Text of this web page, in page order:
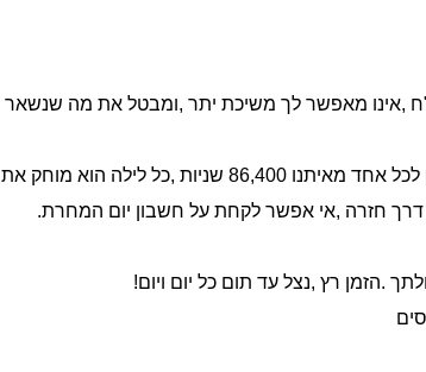
ח ,אינו מאפשר לך משיכת יתר ,ומבטל את מה שנשאר
לכל אחד מאיתנו 86,400 שניות ,כל לילה הוא מוחק את
דרך חזרה ,אי אפשר לקחת על חשבון יום המחרת.
.הזמן רץ ,נצל עד תום כל יום ויום!